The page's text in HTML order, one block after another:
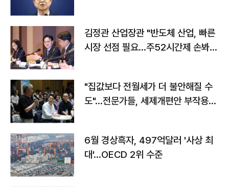
김정관 산업장관 "반도체 산업, 빠른
시장 선점 필요…주52시간제 손봐
"집값보다 전월세가 더 불안해질 수
도"…전문가들, 세제개편안 부작용
6월 경상흑자, 497억달러 '사상 최
대'…OECD 2위 수준